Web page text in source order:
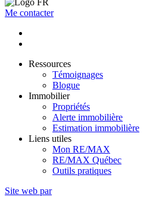
Me contacter
Ressources
Témoignages
Blogue
Immobilier
Propriétés
Alerte immobilière
Estimation immobilière
Liens utiles
Mon RE/MAX
RE/MAX Québec
Outils pratiques
Site web par